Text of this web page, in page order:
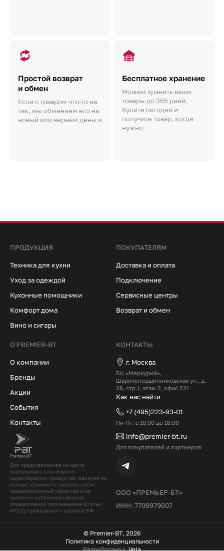
Простой возврат
и обмен
Если с товаром что-то не
так, мы обменяем его на
новый или вернем деньги
Бесплатное хранение
Можем хранить ваши
товары до 365 дней.
Купите сегодня и
получите товар, когда
нужно
Вся представленная на сайте
информация, касающаяся
характеристик продуктов, наличия на
складе, стоимости товаров, носит
информационный характер и не
является публичной офертой,
определяемой положениями Статьи
437(2) Гражданского кодекcа РФ.
ООО «ПРЕМЬЕР-БТ»
ИНН: 7709979607
ПРОДУКЦИЯ
Техника для кухни
Уход за одеждой
Кухонные помощники
Комфорт дома
Вино и сигары
ПОКУПАТЕЛЯМ
Доставка и оплата
Подключение
Сервисные центры
Возврат и обмен
О PREMIER-BT
О компании
Бренды
Акции
События
Контакты
КОНТАКТЫ
г. Москва
БЦ «Меркурий»,
Шарикоподшипниковская ул., д.
38, стр.1, этаж 2, офис 231
Как нас найти
+7 (495)223-93-01
Пн-Пт: с 10:00 до 18:00
info@premier-bt.ru
Для покупателей и партнеров
© Premier-BT, 2026
Политика конфиденциальности
Разработано с Vela